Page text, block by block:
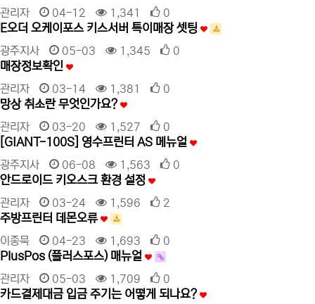
관리자 04-12 1,341 0
E오더 오케이포스 키스서버 특이매장 셋팅
광주지사 05-03 1,345 0
매장정보확인
관리자 03-14 1,381 0
망상 취소란 무엇인가요?
관리자 03-20 1,527 0
[GIANT-100S] 영수프린터 AS 메뉴얼
광주지사 06-08 1,563 0
안드로이드 키오스크 환경 설정
관리자 03-24 1,596 2
주방프린터 데몬오류
이종묵 04-23 1,693 0
PlusPos (플러스포스) 매뉴얼
관리자 05-03 1,709 0
카드결제대금 입금 주기는 어떻게 되나요?